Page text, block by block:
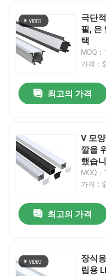
극단
필, 은
택
MOQ：
가격：
최고의 가격
V 모
깔을
했습
MOQ：
가격：
최고의 가격
장식
립용